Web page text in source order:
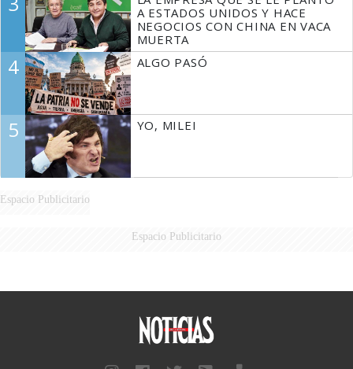
A ESTADOS UNIDOS Y HACE
NEGOCIOS CON CHINA EN VACA
MUERTA
4 ALGO PASÓ
5 YO, MILEI
Espacio Publicitario
Espacio Publicitario